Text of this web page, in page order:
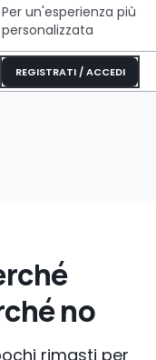
Per un'esperienza più
personalizzata
REGISTRATI / ACCEDI
no
rimasti per